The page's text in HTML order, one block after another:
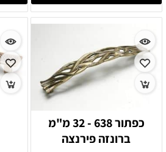
כפתור 638 - 32 מ"מ
ברונזה פירנצה